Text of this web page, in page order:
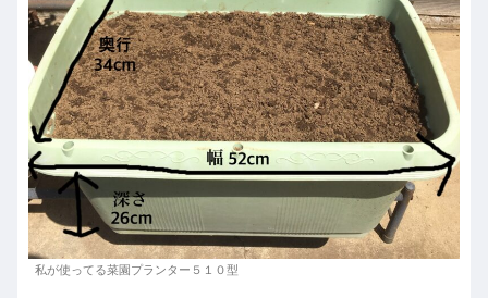
私が使ってる菜園プランター５１０型